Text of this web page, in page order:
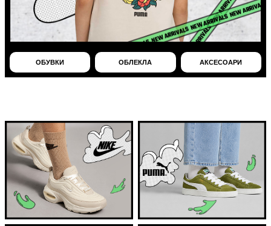
ОБУВКИ ОБЛЕКЛА АКСЕСОАРИ